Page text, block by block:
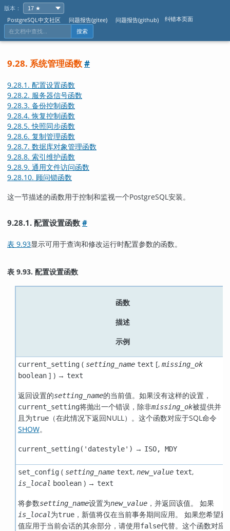
版本：
PostgreSQL中文社区
问题报告(gitee) 问题报告(github) 纠错本页面
搜索
9.28. 系统管理函数#
9.28.1. 配置设置函数
9.28.2. 服务器信号函数
9.28.3. 备份控制函数
9.28.4. 恢复控制函数
9.28.5. 快照同步函数
9.28.6. 复制管理函数
9.28.7. 数据库对象管理函数
9.28.8. 索引维护函数
9.28.9. 通用文件访问函数
9.28.10. 顾问锁函数
这一节描述的函数用于控制和监视一个PostgreSQL安装。
9.28.1. 配置设置函数#
表 9.93显示可用于查询和修改运行时配置参数的函数。
表 9.93. 配置设置函数
函数
描述
示例
current_setting( setting_name text [, missing_ok
boolean ] ) → text
返回设置的setting_name的当前值。如果没有这样的设置，
current_setting将抛出一个错误，除非missing_ok被提供并
且为true（在此情况下返回NULL）。这个函数对应于SQL命令
SHOW。
current_setting('datestyle') → ISO, MDY
set_config( setting_name text, new_value text,
is_local boolean) → text
将参数setting_name设置为new_value，并返回该值。 如果
is_local为true，新值将仅在当前事务期间应用。 如果您希望新
值应用于当前会话的其余部分，请使用false代替。这个函数对应